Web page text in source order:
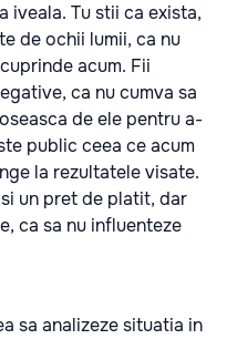
iveala. Tu stii ca exista,
de ochii lumii, ca nu
acum. Fii
ca nu cumva sa
de ele pentru a-
public ceea ce acum
la rezultatele visate.
un pret de platit, dar
ca sa nu influenteze
sa analizeze situatia in